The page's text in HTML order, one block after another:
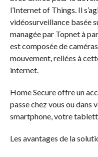
l’Internet of Things. Il
vidéosurveillance basée
managée par Topnet à
est composée de
mouvement, reliées à
internet.
Home Secure offre un
passe chez vous ou
smartphone, votre
Les avantages de la